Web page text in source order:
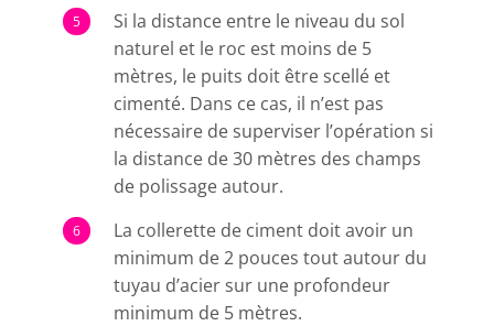
Si la distance entre le niveau du sol
naturel et le roc est moins de 5
mètres, le puits doit être scellé et
cimenté. Dans ce cas, il n’est pas
nécessaire de superviser l’opération si
la distance de 30 mètres des champs
de polissage autour.
La collerette de ciment doit avoir un
minimum de 2 pouces tout autour du
tuyau d’acier sur une profondeur
minimum de 5 mètres.